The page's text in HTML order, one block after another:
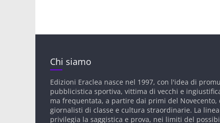
Chi siamo
Edizioni Eraclea nasce nel 1997, con l'idea di
pubblicistica sportiva, vittima di vecchi e
ma frequentata, a partire dai primi del Novecento,
giornalisti di classe e cultura straordinarie. La
privilegia la saggistica e prova, nei limiti del